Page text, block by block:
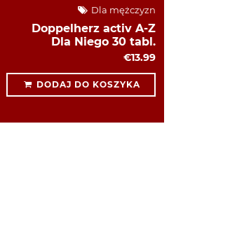
Dla mężczyzn
Doppelherz activ A-Z
Dla Niego 30 tabl.
€13.99
DODAJ DO KOSZYKA